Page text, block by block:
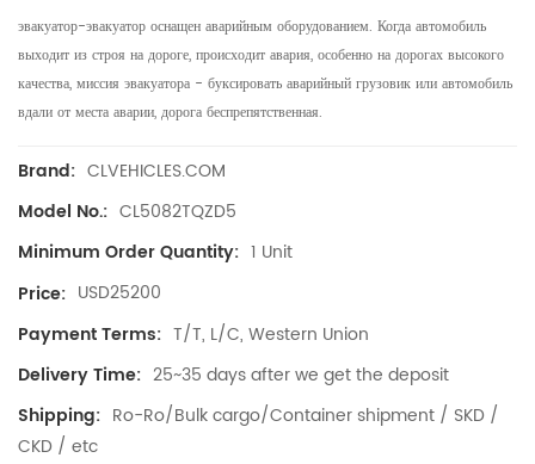
эвакуатор-эвакуатор оснащен аварийным оборудованием. Когда автомобиль
выходит из строя на дороге, происходит авария, особенно на дорогах высокого
качества, миссия эвакуатора - буксировать аварийный грузовик или автомобиль
вдали от места аварии, дорога беспрепятственная.
Brand: CLVEHICLES.COM
Model No.: CL5082TQZD5
Minimum Order Quantity: 1 Unit
Price: USD25200
Payment Terms: T/T, L/C, Western Union
Delivery Time: 25~35 days after we get the deposit
Shipping: Ro-Ro/Bulk cargo/Container shipment / SKD /
CKD / etc